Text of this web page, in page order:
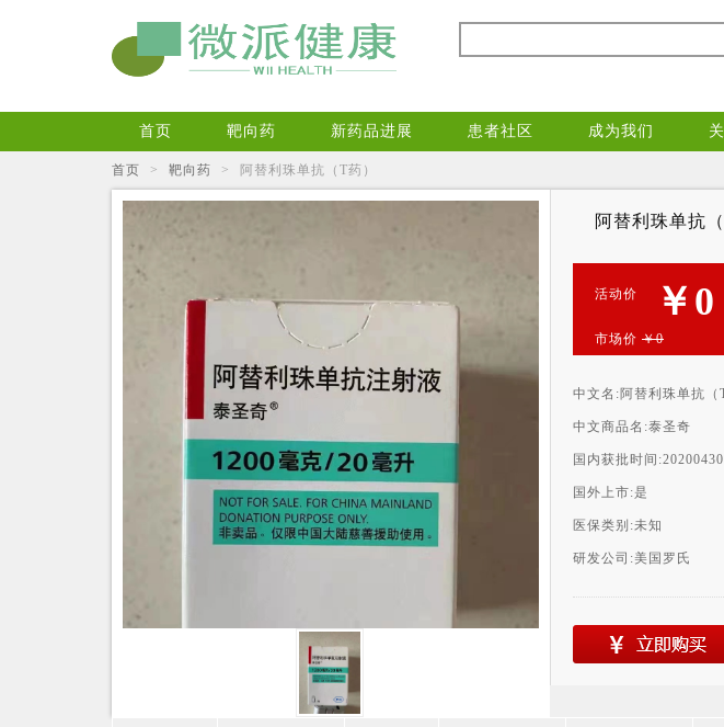
首页 靶向药 新药品进展 患者社区 成为我们
首页 > 靶向药 > 阿替利珠单抗（T药）
阿替利珠单抗（
活动价 ￥0
市场价 ￥0
中文名:阿替利珠单抗（
中文商品名:泰圣奇
国内获批时间:20200430
国外上市:是
医保类别:未知
研发公司:美国罗氏